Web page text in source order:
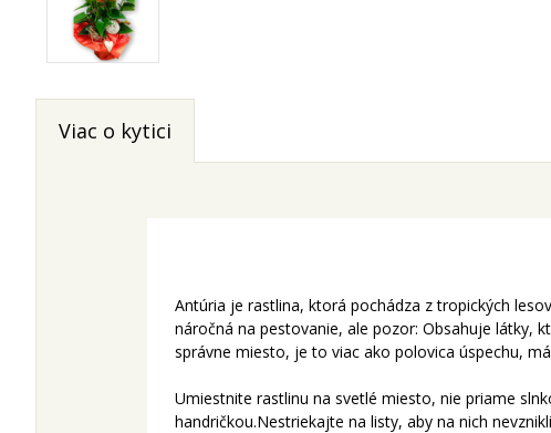
Viac o kytici
Antúria je rastlina, ktorá pochádza z tropických
náročná na pestovanie, ale pozor: Obsahuje látky,
správne miesto, je to viac ako polovica úspechu,
Umiestnite rastlinu na svetlé miesto, nie priame
handričkou.Nestriekajte na listy, aby na nich